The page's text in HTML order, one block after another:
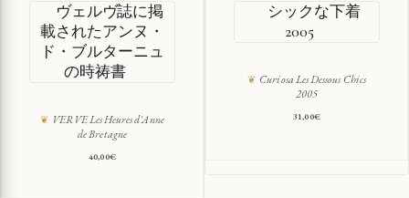
ヴェルヴ誌に掲
載されたアンヌ・
ド・ブルターニュ
の時祷書
VERVE Les Heures d'Anne
de Bretagne
40,00€
シックな下着
2005
Curiosa Les Dessous Chics
2005
31,00€